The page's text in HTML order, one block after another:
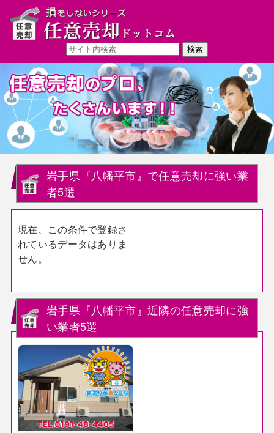
岩手県『八幡平市』で任意売却に強い業
者5選
現在、この条件で登録さ
れているデータはありま
せん。
岩手県『八幡平市』近隣の任意売却に強
い業者5選